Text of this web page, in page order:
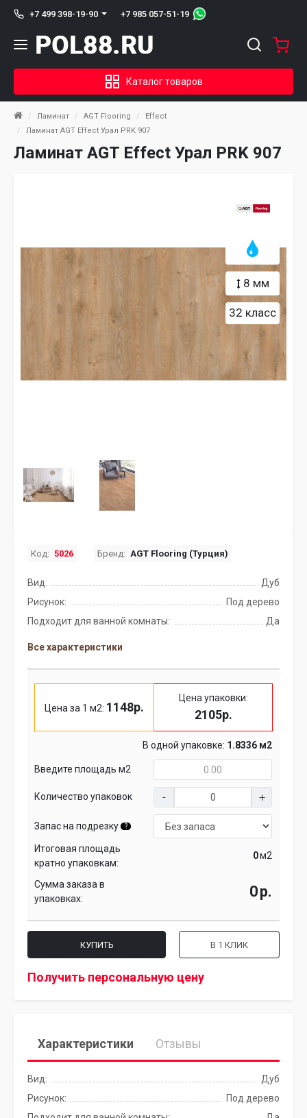
+7 499 398-19-90 +7 985 057-51-19
Каталог товаров
Ламинат AGT Flooring
Effect
Ламинат AGT Effect Урал PRK 907
Ламинат AGT Effect Урал PRK 907
8 мм
32 класс
Код: 5026 Бренд: AGT Flooring (Турция)
Вид:
Дуб
Рисунок:
Под дерево
Подходит для ванной комнаты:
Да
Все характеристики
Цена за 1 м2: 1148р.
Цена упаковки:
2105р.
В одной упаковке: 1.8336 м2
Введите площадь м2
Количество упаковок
Запас на подрезку ?
Итоговая площадь
кратно упаковкам:
м2
Сумма заказа в
упаковках:
р.
КУПИТЬ В 1 КЛИК
Получить персональную цену
Характеристики Отзывы
Вид:
Дуб
Рисунок:
Под дерево